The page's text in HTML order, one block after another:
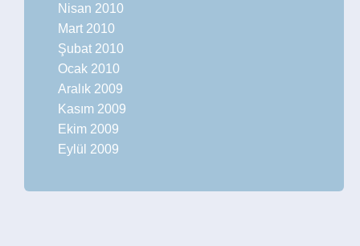
Nisan 2010
Mart 2010
Şubat 2010
Ocak 2010
Aralık 2009
Kasım 2009
Ekim 2009
Eylül 2009